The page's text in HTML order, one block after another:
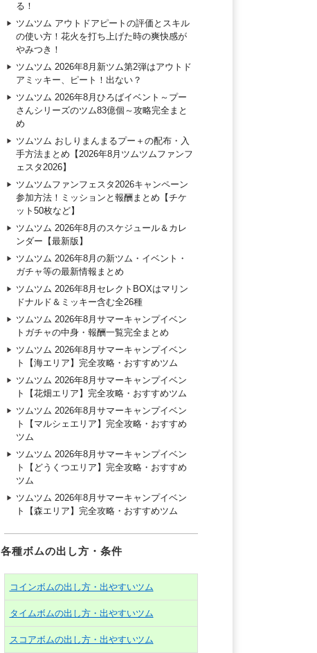
る！
ツムツム アウトドアピートの評価とスキル
の使い方！花火を打ち上げた時の爽快感が
やみつき！
ツムツム 2026年8月新ツム第2弾はアウトド
アミッキー、ピート！出ない？
ツムツム 2026年8月ひろばイベント～プー
さんシリーズのツム83億個～攻略完全まと
め
ツムツム おしりまんまるプー＋の配布・入
手方法まとめ【2026年8月ツムツムファンフ
ェスタ2026】
ツムツムファンフェスタ2026キャンペーン
参加方法！ミッションと報酬まとめ【チケ
ット50枚など】
ツムツム 2026年8月のスケジュール＆カレ
ンダー【最新版】
ツムツム 2026年8月の新ツム・イベント・
ガチャ等の最新情報まとめ
ツムツム 2026年8月セレクトBOXはマリン
ドナルド＆ミッキー含む全26種
ツムツム 2026年8月サマーキャンプイベン
トガチャの中身・報酬一覧完全まとめ
ツムツム 2026年8月サマーキャンプイベン
ト【海エリア】完全攻略・おすすめツム
ツムツム 2026年8月サマーキャンプイベン
ト【花畑エリア】完全攻略・おすすめツム
ツムツム 2026年8月サマーキャンプイベン
ト【マルシェエリア】完全攻略・おすすめ
ツム
ツムツム 2026年8月サマーキャンプイベン
ト【どうくつエリア】完全攻略・おすすめ
ツム
ツムツム 2026年8月サマーキャンプイベン
ト【森エリア】完全攻略・おすすめツム
各種ボムの出し方・条件
コインボムの出し方・出やすいツム
タイムボムの出し方・出やすいツム
スコアボムの出し方・出やすいツム